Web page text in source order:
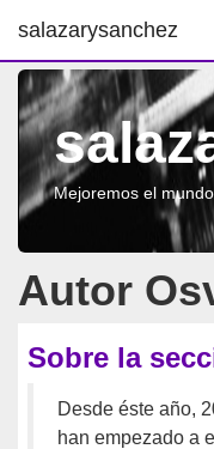
salazarysanchez
Mejoremos el
Autor
Sobre la
Desde éste año,
han empezado a